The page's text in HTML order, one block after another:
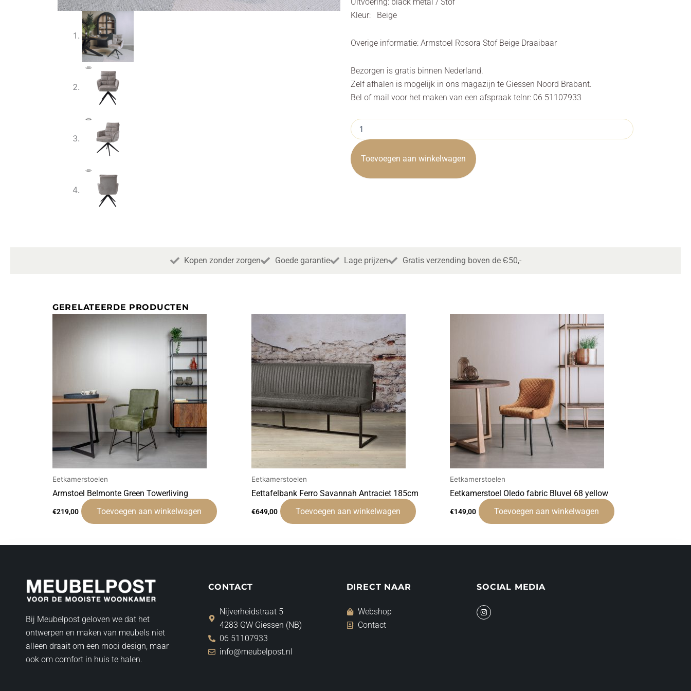
Kleur: Beige
Overige informatie: Armstoel Rosora Stof Beige Draaibaar
Bezorgen is gratis binnen Nederland.
Zelf afhalen is mogelijk in ons magazijn te Giessen Noord Brabant.
Bel of mail voor het maken van een afspraak telnr: 06 51107933
Armstoel
Rosora
Stof
Beige
Draaibaar
aantal
Toevoegen aan winkelwagen
Kopen zonder zorgen Goede garantie Lage prijzen Gratis verzending boven de Є50,-
GERELATEERDE PRODUCTEN
Eetkamerstoelen
Armstoel Belmonte Green Towerliving
€219,00 Toevoegen aan winkelwagen
Eetkamerstoelen
Eettafelbank Ferro Savannah Antraciet 185cm
€649,00 Toevoegen aan winkelwagen
Eetkamerstoelen
Eetkamerstoel Oledo fabric Bluvel 68 yellow
€149,00 Toevoegen aan winkelwagen
Bij Meubelpost geloven we dat het
ontwerpen en maken van meubels niet
alleen draait om een mooi design, maar
ook om comfort in huis te halen.
CONTACT
Nijverheidstraat 5
4283 GW Giessen (NB)
06 51107933
info@meubelpost.nl
DIRECT NAAR
Webshop
Contact
SOCIAL MEDIA
I
n
s